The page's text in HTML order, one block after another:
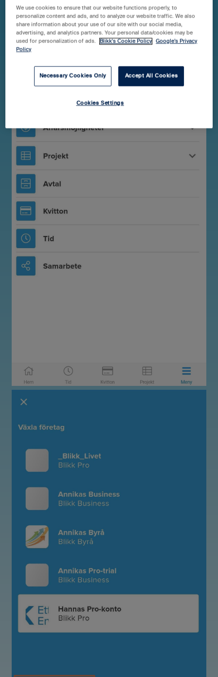
We use cookies to ensure that our website functions properly, to
personalize content and ads, and to analyze our website traffic. We also
share information about your use of our site with our social media,
advertising, and analytics partners. Your personal data/cookies may be
used for personalization of ads.
Blikk's Cookie Policy
Google’s Privacy
Policy
Necessary Cookies Only Accept All Cookies
Cookies Settings